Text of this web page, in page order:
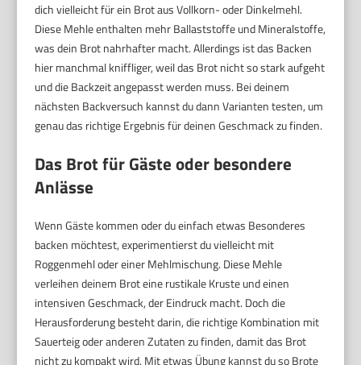
dich vielleicht für ein Brot aus Vollkorn- oder Dinkelmehl.
Diese Mehle enthalten mehr Ballaststoffe und Mineralstoffe,
was dein Brot nahrhafter macht. Allerdings ist das Backen
hier manchmal kniffliger, weil das Brot nicht so stark aufgeht
und die Backzeit angepasst werden muss. Bei deinem
nächsten Backversuch kannst du dann Varianten testen, um
genau das richtige Ergebnis für deinen Geschmack zu finden.
Das Brot für Gäste oder besondere
Anlässe
Wenn Gäste kommen oder du einfach etwas Besonderes
backen möchtest, experimentierst du vielleicht mit
Roggenmehl oder einer Mehlmischung. Diese Mehle
verleihen deinem Brot eine rustikale Kruste und einen
intensiven Geschmack, der Eindruck macht. Doch die
Herausforderung besteht darin, die richtige Kombination mit
Sauerteig oder anderen Zutaten zu finden, damit das Brot
nicht zu kompakt wird. Mit etwas Übung kannst du so Brote